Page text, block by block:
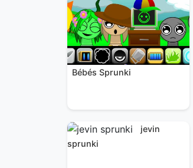
Bébés Sprunki
jevin
sprunki